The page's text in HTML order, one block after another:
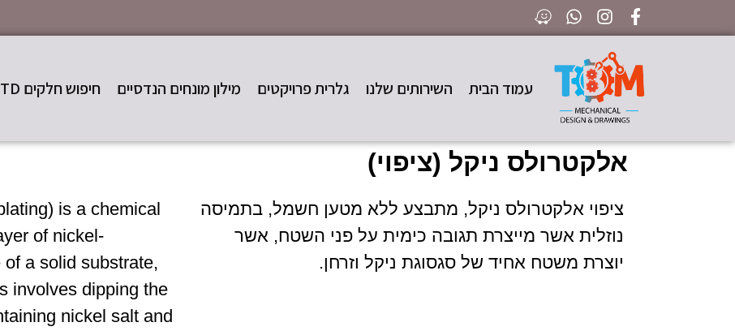
עמוד הבית השירותים שלנו גלרית פרויקטים מילון מונחים הנדסיים חיפוש חלקים STD
אלקטרולס ניקל (ציפוי)
ציפוי אלקטרולס ניקל, מתבצע ללא מטען חשמל, בתמיסה
נוזלית אשר מייצרת תגובה כימית על פני השטח, אשר
יוצרת משטח אחיד של סגסוגת ניקל וזרחן.
is a chemical
of nickel-
a solid substrate,
involves dipping the
nickel salt and